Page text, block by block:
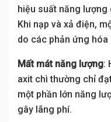
hiệu suất năng
Khi nạp và xả điện,
do các phản ứng
Mất mát năng lượng:
axit chì thường chỉ
một phần lớn năng
gây lãng phí.